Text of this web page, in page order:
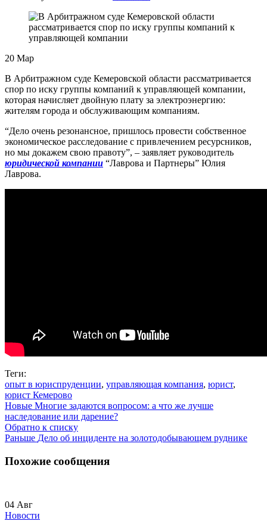
20 Мар
В Арбитражном суде Кемеровской области рассматривается
спор по иску группы компаний к управляющей компании,
которая начисляет двойную плату за электроэнергию:
жителям города и обслуживающим компаниям.
“Дело очень резонансное, пришлось провести собственное
экономическое расследование с привлечением ресурсников,
но мы докажем свою правоту”, – заявляет руководитель
юридической компании “Лаврова и Партнеры” Юлия
Лаврова.
Теги:
опыт в юриспруденции, управляющая компания, юрист,
юрист Кемерово
Новые Многие задаются вопросом: а что же лучше
наследование или дарение?
Обратно к списку
Раньше Дело об инциденте на золотодобывающем руднике
Похожие сообщения
04 Авг
Новости